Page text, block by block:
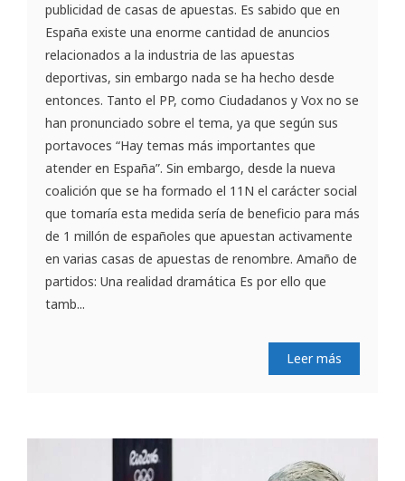
publicidad de casas de apuestas. Es sabido que en
España existe una enorme cantidad de anuncios
relacionados a la industria de las apuestas
deportivas, sin embargo nada se ha hecho desde
entonces. Tanto el PP, como Ciudadanos y Vox no se
han pronunciado sobre el tema, ya que según sus
portavoces “Hay temas más importantes que
atender en España”. Sin embargo, desde la nueva
coalición que se ha formado el 11N el carácter social
que tomaría esta medida sería de beneficio para más
de 1 millón de españoles que apuestan activamente
en varias casas de apuestas de renombre. Amaño de
partidos: Una realidad dramática Es por ello que
tamb...
Leer más